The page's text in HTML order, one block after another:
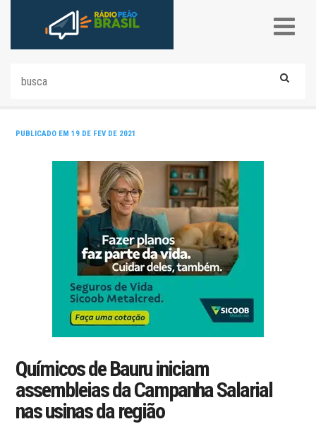
PUBLICADO EM 19 DE FEV DE 2021
Químicos de Bauru iniciam
assembleias da Campanha Salarial
nas usinas da região